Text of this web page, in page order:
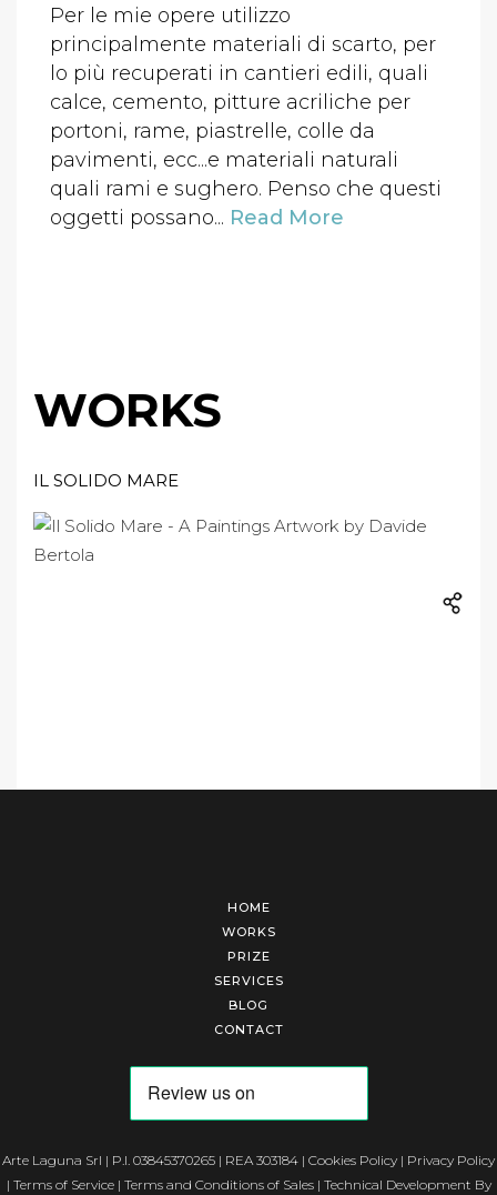
Per le mie opere utilizzo
principalmente materiali di scarto, per
lo più recuperati in cantieri edili, quali
calce, cemento, pitture acriliche per
portoni, rame, piastrelle, colle da
pavimenti, ecc...e materiali naturali
quali rami e sughero. Penso che questi
oggetti possano... Read More
WORKS
IL SOLIDO MARE
HOME
WORKS
PRIZE
SERVICES
BLOG
CONTACT
Arte Laguna Srl | P.I. 03845370265 | REA 303184 | Cookies Policy | Privacy Policy
| Terms of Service| Terms and Conditions of Sales| Technical Development By